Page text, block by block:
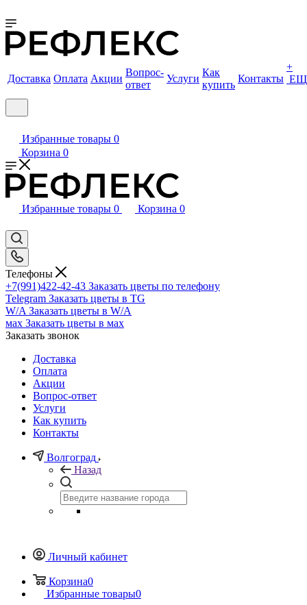
Доставка Оплата Акции
Вопрос-
ответ
Услуги
Как
купить
Контакты
+
Избранные товары 0
Корзина 0
Избранные товары 0 Корзина 0
Телефоны
+7(991)422-42-43 Заказать цветы по телефону
Telegram Заказать цветы в TG
W/A Заказать цветы в W/A
мах Заказать цветы в мах
Заказать звонок
Доставка
Оплата
Акции
Вопрос-ответ
Услуги
Как купить
Контакты
Волгоград
Назад
Личный кабинет
Корзина0
Избранные товары0